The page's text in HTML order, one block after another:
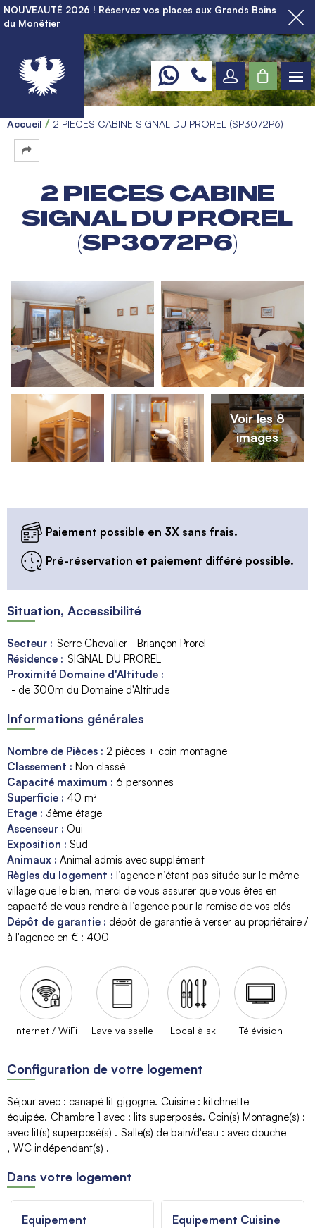
NOUVEAUTÉ 2026 ! Réservez vos places aux Grands Bains
du Monêtier
Accueil 2 PIECES CABINE SIGNAL DU PROREL (SP3072P6)
2 PIECES CABINE
SIGNAL DU PROREL
(SP3072P6)
Voir les 8
images
Paiement possible en 3X sans frais.
Pré-réservation et paiement différé possible.
Situation, Accessibilité
Secteur : Serre Chevalier - Briançon Prorel
Résidence : SIGNAL DU PROREL
Proximité Domaine d'Altitude :
- de 300m du Domaine d'Altitude
Informations générales
Nombre de Pièces : 2 pièces + coin montagne
Classement : Non classé
Capacité maximum : 6 personnes
Superficie : 40 m²
Etage : 3ème étage
Ascenseur : Oui
Exposition : Sud
Animaux : Animal admis avec supplément
Règles du logement : l’agence n’étant pas située sur le même
village que le bien merci de vous assurer que vous êtes en
capacité de vous rendre à l’agence pour la remise de vos clés
Dépôt de garantie : dépôt de garantie à verser au propriétaire /
à l'agence en € : 400
Internet / WiFi Lave vaisselle Local à ski Télévision
Configuration de votre logement
Séjour avec : canapé lit gigogne Cuisine : kitchnette
équipée Chambre 1 avec : lits superposés Coin(s) Montagne(s) :
avec lit(s) superposé(s)
Salle(s) de bain/d'eau : avec douche
WC indépendant(s)
Dans votre logement
Equipement
Equipement Cuisine